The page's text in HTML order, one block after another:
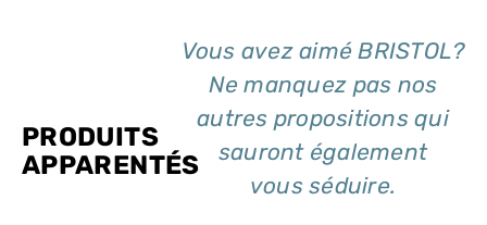
Vous avez aimé BRISTOL?
Ne manquez pas nos
autres propositions qui
sauront également
vous séduire.
PRODUITS
APPARENTÉS